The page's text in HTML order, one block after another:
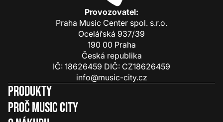
Provozovatel:
Praha Music Center spol. s.r.o.
Ocelářská 937/39
190 00 Praha
Česká republika
IČ: 18626459 DIČ: CZ18626459
info@music-city.cz
Produkty
Proč Music City